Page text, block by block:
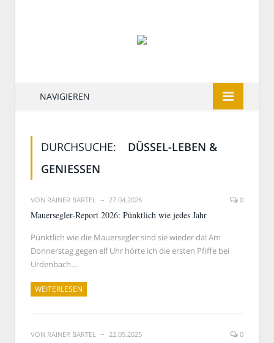
NAVIGIEREN
DURCHSUCHE:
DÜSSEL-LEBEN &
GENIESSEN
VON RAINER BARTEL 27.04.2026 0
Mauersegler-Report 2026: Pünktlich wie jedes Jahr
Pünktlich wie die Mauersegler sind sie wieder da! Am
Donnerstag gegen elf Uhr hörte ich die ersten Pfiffe bei
Urdenbach.…
WEITERLESEN
VON RAINER BARTEL 22.05.2025 0